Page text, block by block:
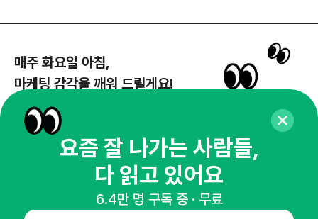
매주 화요일 아침,
마케팅 감각을 깨워 드릴게요!
뉴스레터 구독하기
요즘 잘 나가는 사람들,
다 읽고 있어요
6.4만 명 구독 중 · 무료